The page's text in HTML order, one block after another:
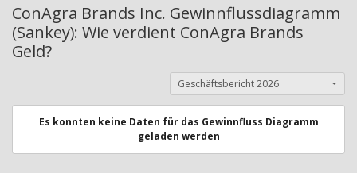
ConAgra Brands Inc. Gewinnflussdiagramm
(Sankey): Wie verdient ConAgra Brands
Geld?
Geschäftsbericht 2026
Es konnten keine Daten für das Gewinnfluss Diagramm
geladen werden